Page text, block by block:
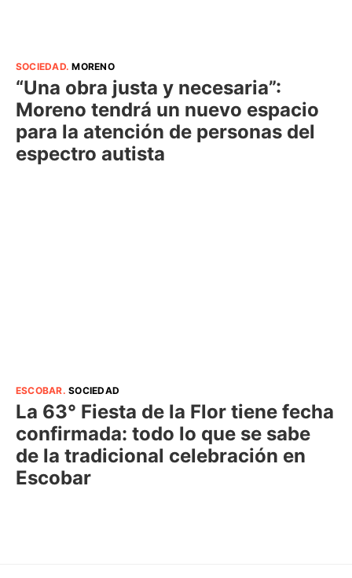
SOCIEDAD.MORENO
“Una obra justa y necesaria”:
Moreno tendrá un nuevo espacio
para la atención de personas del
espectro autista
ESCOBAR.SOCIEDAD
La 63° Fiesta de la Flor tiene fecha
confirmada: todo lo que se sabe
de la tradicional celebración en
Escobar